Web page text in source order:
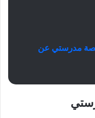
مدرستي عن